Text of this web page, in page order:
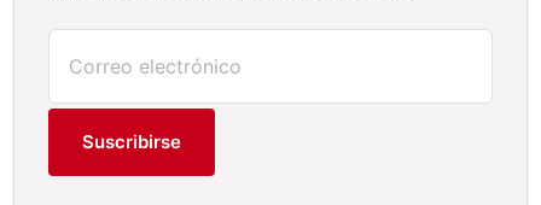
Suscribirse